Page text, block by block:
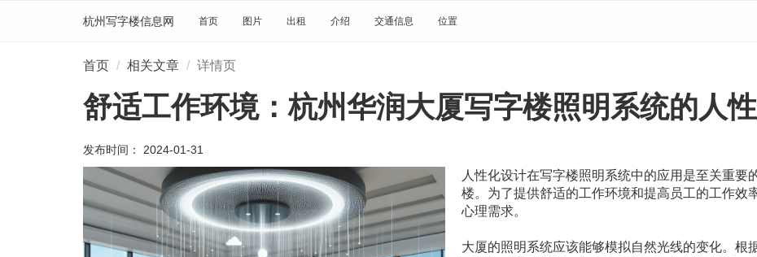
杭州写字楼信息网 首页 图片 出租 介绍 交通信息 位置
首页 相关文章 详情页
舒适工作环境：杭州华润大厦写字楼照明系统的人
发布时间： 2024-01-31
人性化设计在写字楼照明系统中的应用是至关重
楼。为了提供舒适的工作环境和提高员工的工作效
心理需求。
大厦的照明系统应该能够模拟自然光线的变化。根